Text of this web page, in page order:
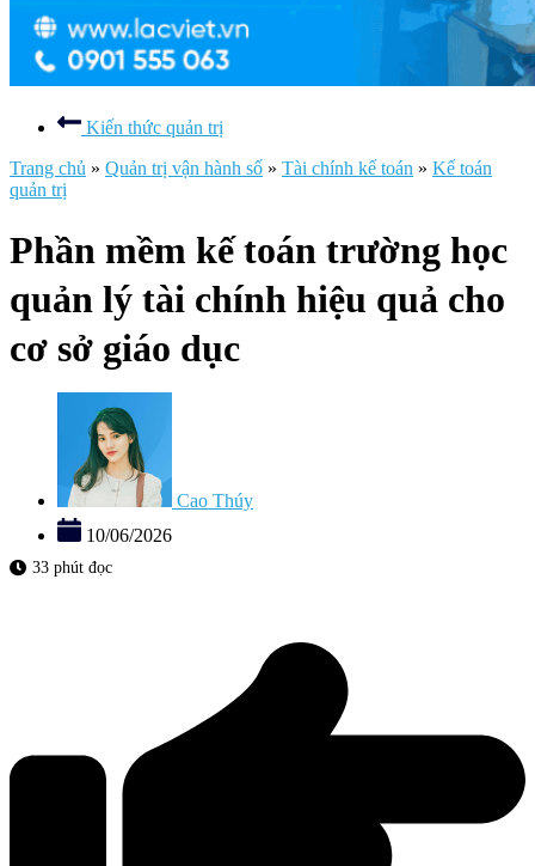
Kiến thức quản trị
Trang chủ » Quản trị vận hành số » Tài chính kế toán » Kế toán
quản trị
Phần mềm kế toán trường học
quản lý tài chính hiệu quả cho
cơ sở giáo dục
Cao Thúy
10/06/2026
33 phút đọc